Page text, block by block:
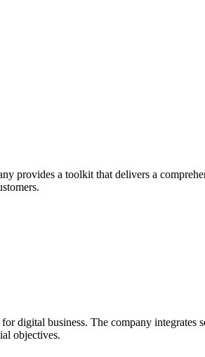
provides a toolkit that delivers a
digital business. The company integrates
objectives.